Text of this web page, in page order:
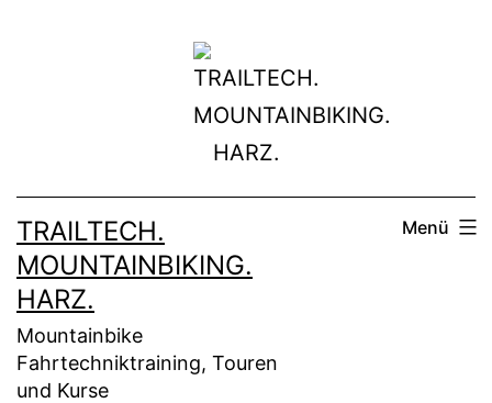
TRAILTECH.
MOUNTAINBIKING.
HARZ.
Mountainbike
Fahrtechniktraining, Touren
und Kurse
Menü